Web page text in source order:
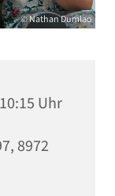
© Nathan Dumlao
Uhr
8972